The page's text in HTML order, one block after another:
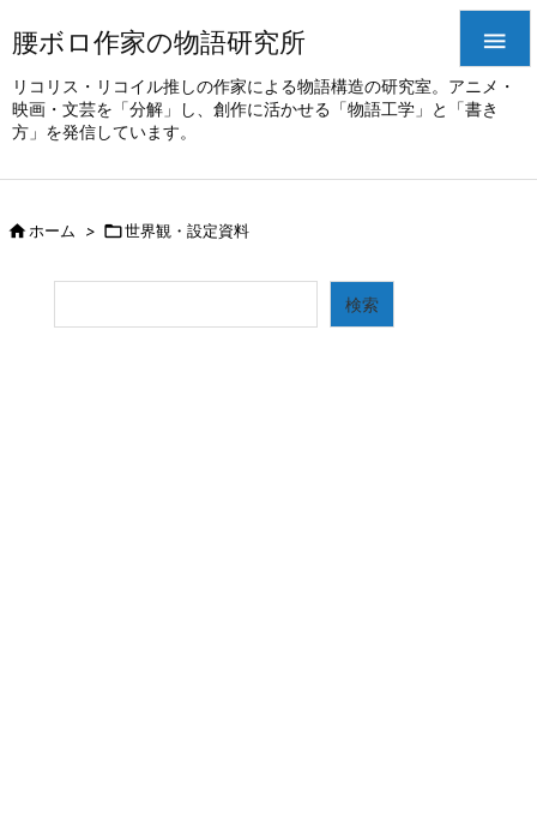
腰ボロ作家の物語研究所
リコリス・リコイル推しの作家による物語構造の研究室。アニメ・
映画・文芸を「分解」し、創作に活かせる「物語工学」と「書き
方」を発信しています。

ホーム > 世界観・設定資料
検索